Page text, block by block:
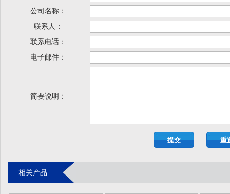
公司名称：
联系人：
联系电话：
电子邮件：
简要说明：
相关产品